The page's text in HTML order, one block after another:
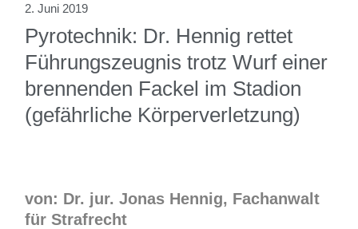
2. Juni 2019
Pyrotechnik: Dr. Hennig rettet
Führungszeugnis trotz Wurf einer
brennenden Fackel im Stadion
(gefährliche Körperverletzung)
von: Dr. jur. Jonas Hennig, Fachanwalt
für Strafrecht